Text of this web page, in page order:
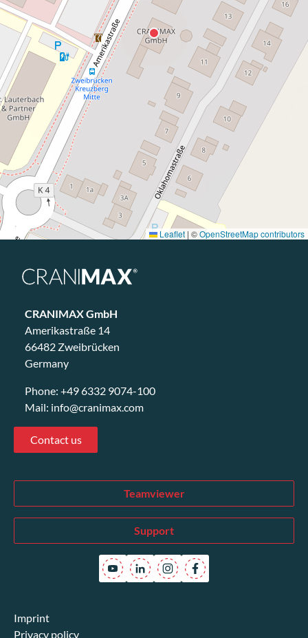
Leaflet | ©OpenStreetMap contributors
CRANIMAX GmbH
Amerikastraße 14
66482 Zweibrücken
Germany
Phone: +49 6332 9074-100
Mail: info@cranimax.com
Contact us
Teamviewer
Support
Imprint
Privacy policy